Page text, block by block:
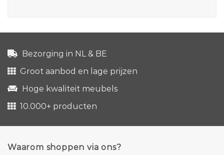
Bezorging in NL & BE
Groot aanbod en lage prijzen
Hoge kwaliteit meubels
10.000+ producten
Waarom shoppen via ons?